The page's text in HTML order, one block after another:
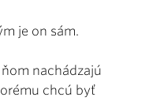
je on sám.
nachádzajú
chcú byť